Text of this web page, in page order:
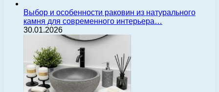
Выбор и особенности раковин из натурального
камня для современного интерьера…
30.01.2026